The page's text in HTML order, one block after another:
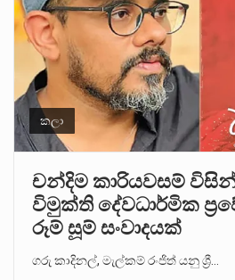
කලා
චන්දිම කාරියවසම්
විමුක්ති දේවධාර්මික
රූම් සූම් සංවාදයක්
ගරු කාදිනල්, මැල්කම් රංජිත් යනු ශ්‍රී…